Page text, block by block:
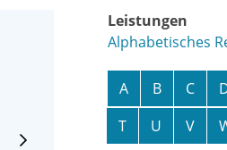
Leistungen
Alphabetisches
A B C
T
U V